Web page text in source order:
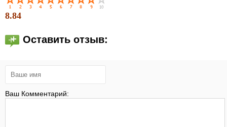
8.84
Оставить отзыв:
Ваш Комментарий: